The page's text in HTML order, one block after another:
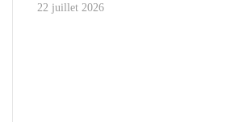
22 juillet 2026